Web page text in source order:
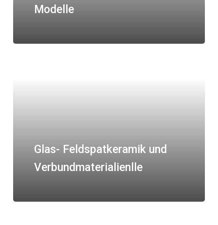
Modelle
Glas- Feldspatkeramik und
Verbundmaterialienlle